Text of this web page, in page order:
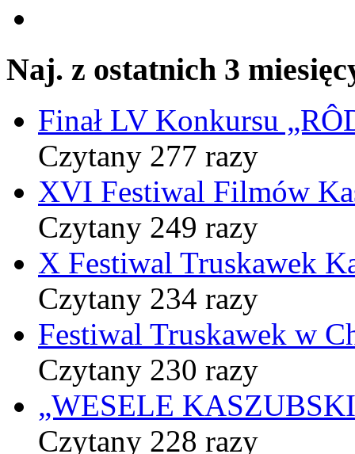
Naj. z ostatnich 3
Finał LV Konkursu
Czytany 277 razy
XVI Festiwal Filmów
Czytany 249 razy
X Festiwal Truskawek
Czytany 234 razy
Festiwal Truskawek w
Czytany 230 razy
„WESELE
Czytany 228 razy